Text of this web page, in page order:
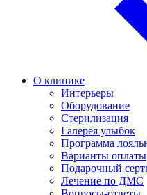
О клинике
Интерьеры
Оборудование
Стерилизация
Галерея улыбок
Программа
Варианты оплаты
Подарочный
Лечение по ДМС